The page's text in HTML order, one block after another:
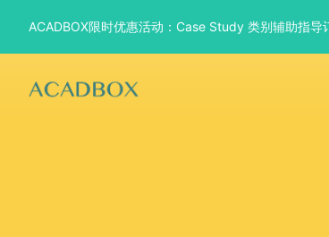
ACADBOX限时优惠活动：Case Study 类别辅助指